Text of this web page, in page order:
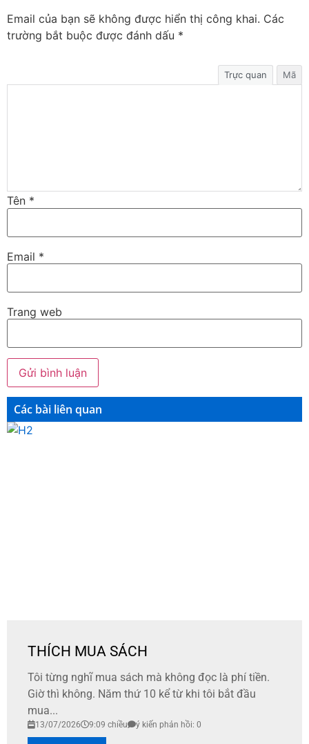
Email của bạn sẽ không được hiển thị công khai. Các
trường bắt buộc được đánh dấu *
Trực quan Mã
Tên *
Email *
Trang web
Các bài liên quan
THÍCH MUA SÁCH
Tôi từng nghĩ mua sách mà không đọc là phí tiền.
Giờ thì không. Năm thứ 10 kể từ khi tôi bắt đầu
mua...
13/07/2026 9:09 chiều ý kiến phản hồi: 0